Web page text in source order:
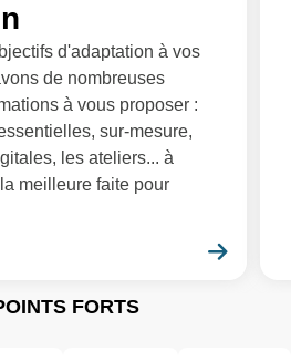
d'adaptation à vos
de nombreuses
à vous proposer :
sur-mesure,
les ateliers... à
meilleure faite pour
FORTS